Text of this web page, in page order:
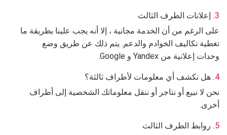
إعلانات الطرف الثالث
على الرغم من أن الخدمة مجانية ، إلا أنه يجب علينا بطريقة ما
تغطية تكاليف الخوادم والدعم. يتم ذلك عن طريق وضع
وحدات إعلانية من Yandex و Google.
هل نكشف أي معلومات لأطراف ثالثة؟
نحن لا نبيع أو نتاجر أو ننقل معلوماتك الشخصية إلى أطراف
أخرى.
روابط الطرف الثالث